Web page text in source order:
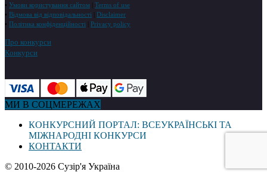
• Умови користування сайтом
Terms of use
• Відмова від відповідальності
Disclaimer
• Політика конфіденційності Privacy policy
Про конкурси
Конкурси
МИ В СОЦМЕРЕЖАХ
КОНКУРСНИЙ ПОРТАЛ: ВСЕУКРАЇНСЬКІ ТА
МІЖНАРОДНІ КОНКУРСИ
КОНТАКТИ
© 2010-2026 Сузір'я Україна